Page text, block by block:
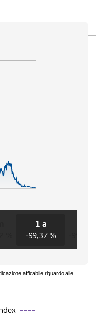
1 a
-99,37 %
affidabile riguardo alle